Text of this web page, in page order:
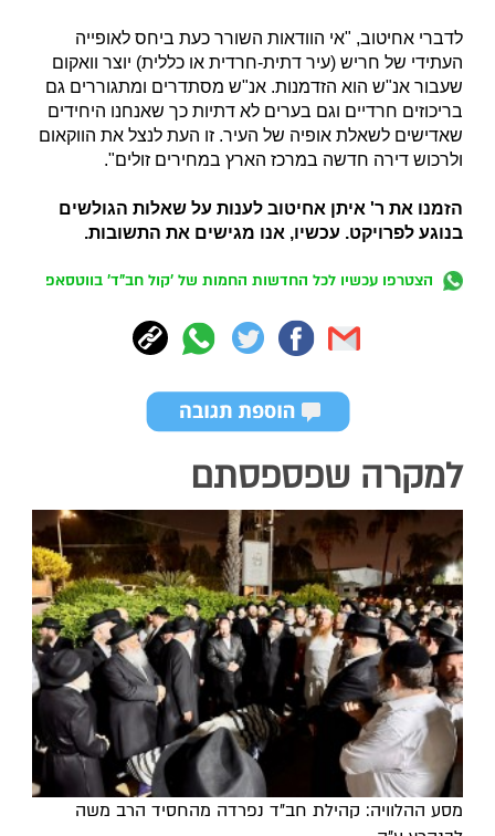
לדברי אחיטוב, "אי הוודאות השורר כעת ביחס לאופייה
העתידי של חריש (עיר דתית-חרדית או כללית) יוצר וואקום
שעבור אנ"ש הוא הזדמנות. אנ"ש מסתדרים ומתגוררים גם
בריכוזים חרדיים וגם בערים לא דתיות כך שאנחנו היחידים
שאדישים לשאלת אופיה של העיר. זו העת לנצל את הווקאום
ולרכוש דירה חדשה במרכז הארץ במחירים זולים".
הזמנו את ר' איתן אחיטוב לענות על שאלות הגולשים
בנוגע לפרויקט. עכשיו, אנו מגישים את התשובות.
הצטרפו עכשיו לכל החדשות החמות של 'קול חב"ד' בווטסאפ
למקרה שפספסתם
מסע ההלוויה: קהילת חב"ד נפרדה מהחסיד הרב משה